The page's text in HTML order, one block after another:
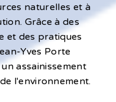
naturelles et à
Grâce à des
et des pratiques
Yves Porte
assainissement
l'environnement.